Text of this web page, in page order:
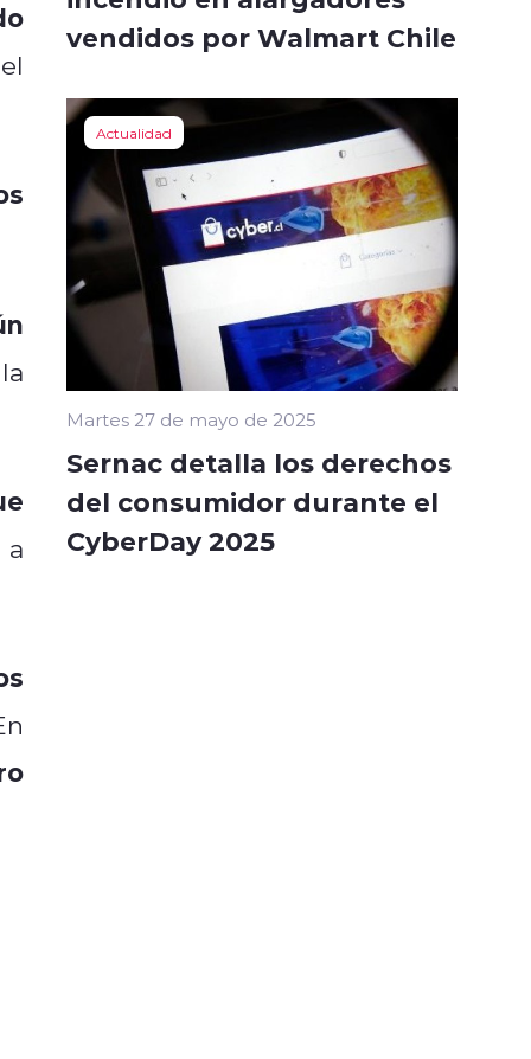
vendidos por Walmart Chile
Actualidad
Martes 27 de mayo de 2025
Sernac detalla los derechos
del consumidor durante el
CyberDay 2025